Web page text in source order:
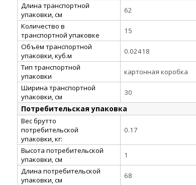
Длина транспортной
упаковки, см
62
Количество в
транспортной упаковке
15
Объём транспортной
упаковки, куб.м
0.02418
Тип транспортной
упаковки
картонная коробка
Ширина транспортной
упаковки, см
30
Потребительская упаковка
Вес брутто
потребительской
упаковки, кг:
0.17
Высота потребительской
упаковки, см
1
Длина потребительской
упаковки, см
68